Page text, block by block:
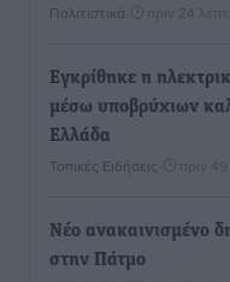
Πολιτιστικά πριν 24
Εγκρίθηκε η
μέσω υποβρύχιων
Ελλάδα
Τοπικές Ειδήσεις πριν
Νέο ανακαινισμένο
στην Πάτμο